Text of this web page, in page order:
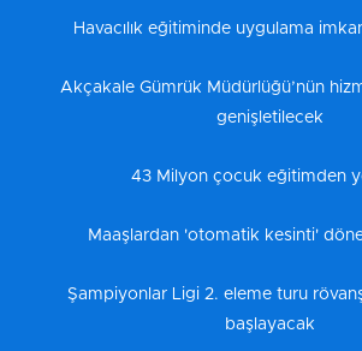
Havacılık eğitiminde uygulama
Akçakale Gümrük Müdürlüğü’nün
genişletilecek
43 Milyon çocuk eğitimden
Maaşlardan 'otomatik kesinti'
Şampiyonlar Ligi 2. eleme turu
başlayacak